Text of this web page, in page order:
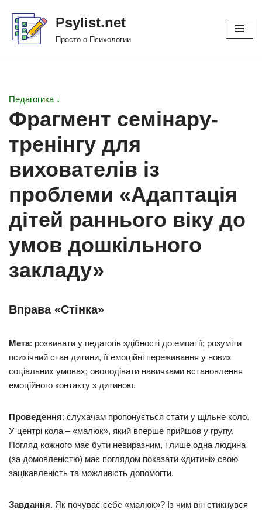
Перейти
Psylist.net
Просто о Психологии
Педагогика ↓
Фрагмент семінару-
тренінгу для
вихователів із
проблеми «Адаптація
дітей раннього віку до
умов дошкільного
закладу»
Вправа «Стінка»
Мета: розвивати у педагогів здібності до емпатії; розуміти
психічний стан дитини, її емоційні переживання у нових
соціальних умовах; оволодівати навичками встановлення
емоційного контакту з дитиною.
Проведення: слухачам пропонується стати у щільне коло.
У центрі кола – «малюк», який вперше прийшов у групу.
Погляд кожного має бути невиразним, і лише одна людина
(за домовленістю) має поглядом показати «дитині» свою
зацікавленість та можливість допомогти.
Завдання. Як почуває себе «малюк»? Із чим він стикнувся